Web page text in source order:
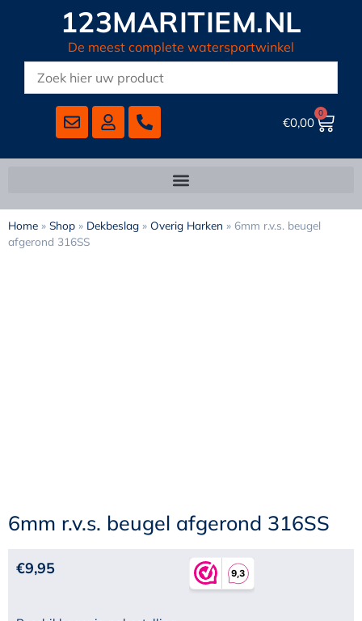
123MARITIEM.NL
De meest complete watersportwinkel
€0,00
0
Home » Shop » Dekbeslag » Overig Harken » 6mm r.v.s. beugel
afgerond 316SS
6mm r.v.s. beugel afgerond 316SS
€9,95